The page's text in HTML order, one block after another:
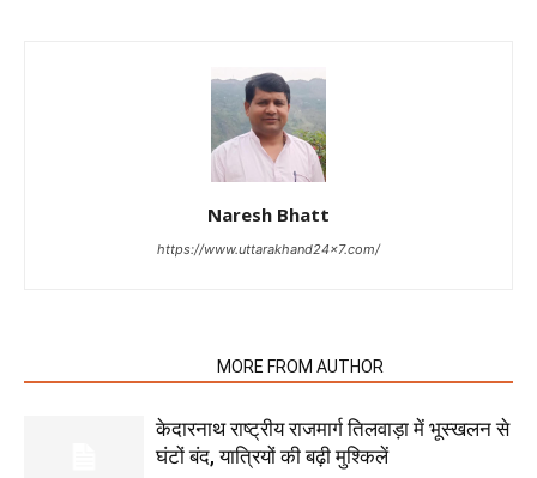
Naresh Bhatt
https://www.uttarakhand24x7.com/
MORE FROM AUTHOR
केदारनाथ राष्ट्रीय राजमार्ग तिलवाड़ा में भूस्खलन से
घंटों बंद, यात्रियों की बढ़ी मुश्किलें